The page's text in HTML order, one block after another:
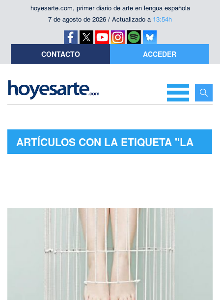
hoyesarte.com, primer diario de arte en lengua española
7 de agosto de 2026 / Actualizado a 13:54h
CONTACTO ACCEDER
ARTÍCULOS CON LA ETIQUETA "LA